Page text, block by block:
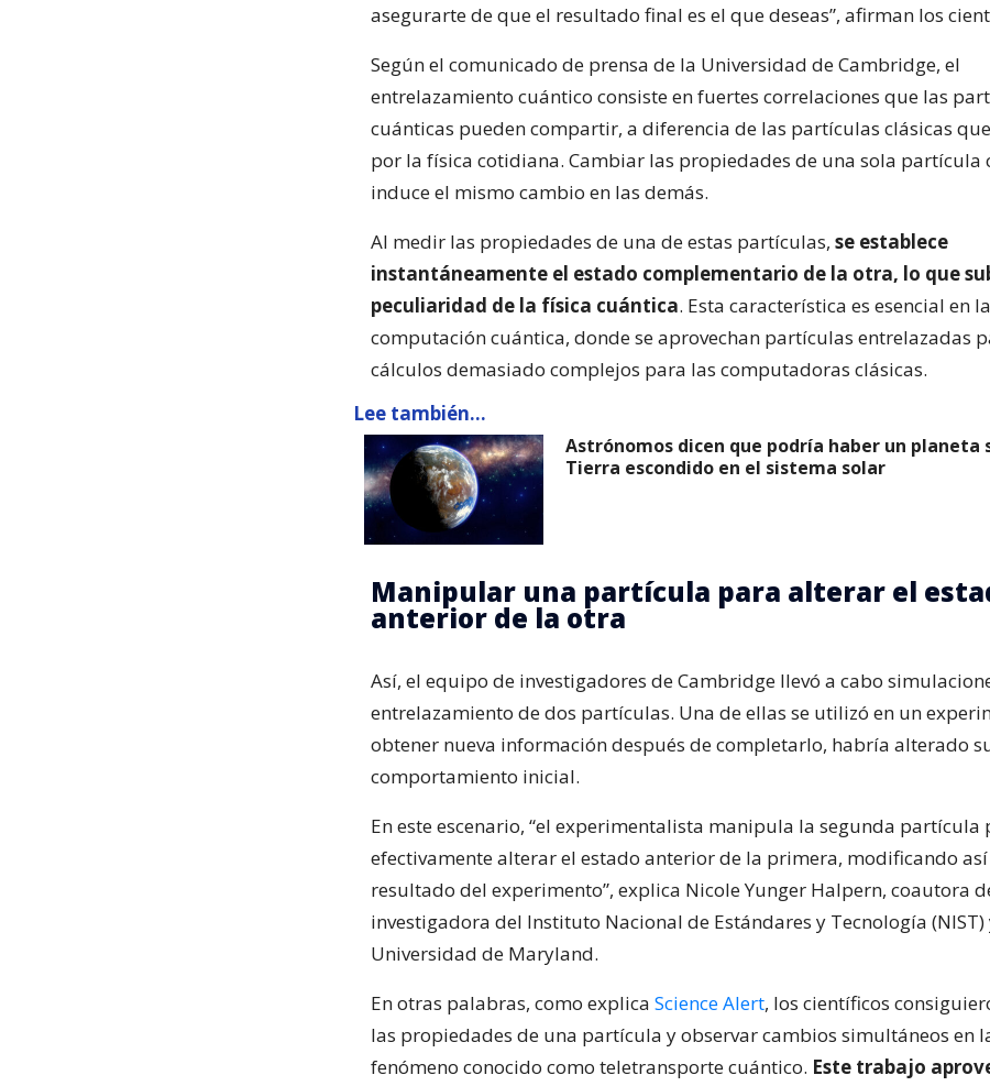
asegurarte de que el resultado final es el que deseas”, afirman los
Según el comunicado de prensa de la Universidad de Cambridge, el
entrelazamiento cuántico consiste en fuertes correlaciones que las
cuánticas pueden compartir, a diferencia de las partículas clásicas
por la física cotidiana. Cambiar las propiedades de una sola partícula
induce el mismo cambio en las demás.
Al medir las propiedades de una de estas partículas, se establece
instantáneamente el estado complementario de la otra, lo que
peculiaridad de la física cuántica. Esta característica es esencial en la
computación cuántica, donde se aprovechan partículas entrelazadas
cálculos demasiado complejos para las computadoras clásicas.
Lee también...
Astrónomos dicen que podría haber un planeta
Tierra escondido en el sistema solar
Manipular una partícula para alterar el
anterior de la otra
Así, el equipo de investigadores de Cambridge llevó a cabo
entrelazamiento de dos partículas. Una de ellas se utilizó en un
obtener nueva información después de completarlo, habría alterado
comportamiento inicial.
En este escenario, “el experimentalista manipula la segunda partícula
efectivamente alterar el estado anterior de la primera, modificando
resultado del experimento”, explica Nicole Yunger Halpern, coautora
investigadora del Instituto Nacional de Estándares y Tecnología (NIST)
Universidad de Maryland.
En otras palabras, como explica Science Alert, los científicos
las propiedades de una partícula y observar cambios simultáneos en
fenómeno conocido como teletransporte cuántico. Este trabajo